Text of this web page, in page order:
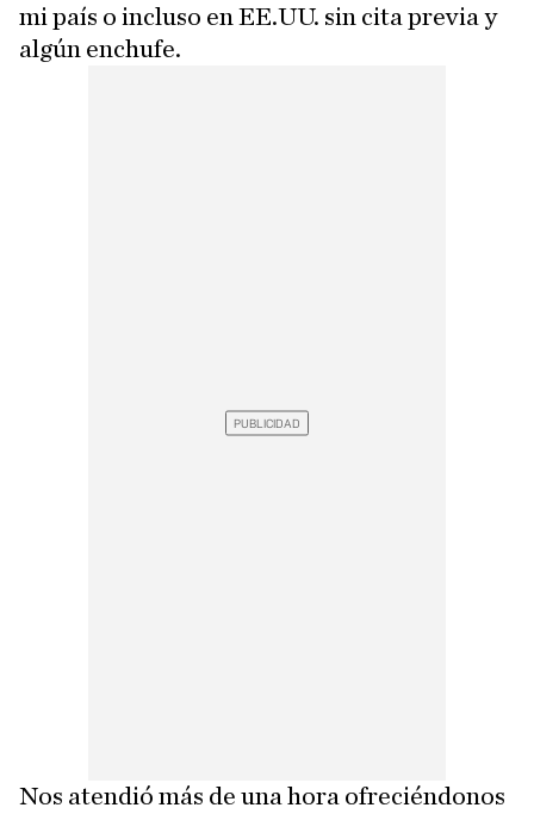
mi país o incluso en EE.UU. sin cita previa y
algún enchufe.
Nos atendió más de una hora ofreciéndonos